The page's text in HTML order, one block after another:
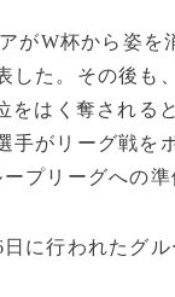
がW杯から姿を
した。その後も
をはく奪される
手がリーグ戦を
ープリーグへの
に行われたグル